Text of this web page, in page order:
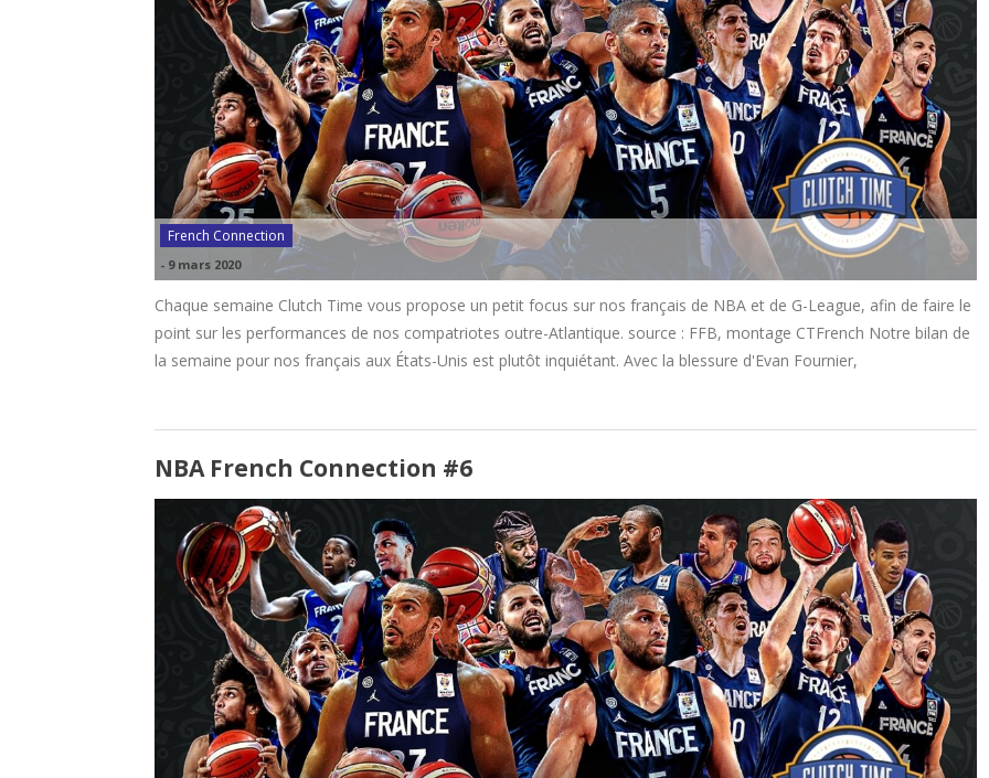
French Connection
- 9 mars 2020
Chaque semaine Clutch Time vous propose un petit focus sur nos français de NBA et de G-League, afin de faire le
point sur les performances de nos compatriotes outre-Atlantique. source : FFB, montage CTFrench Notre bilan de
la semaine pour nos français aux États-Unis est plutôt inquiétant. Avec la blessure d'Evan Fournier,
NBA French Connection #6